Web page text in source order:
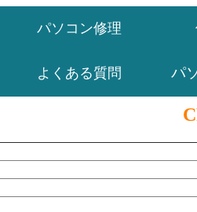
パソコン修理
よくある質問 パ